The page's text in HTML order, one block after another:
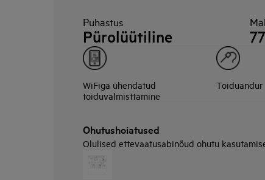
Puhastus
Pürolüütiline 77
WiFiga ühendatud
toiduvalmisttamine
Toiduandur
Ohutushoiatused
Olulised ettevaatusabinõud ohutu